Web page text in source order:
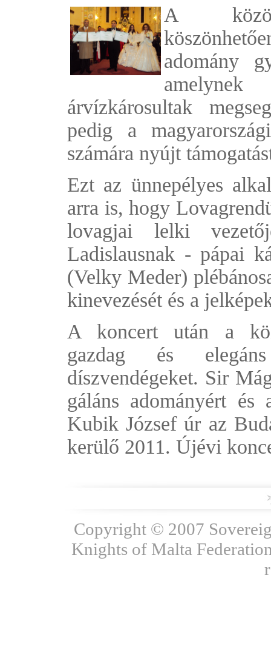
A
adomány
árvízkárosultak
pedig a
számára nyújt
Ezt az ünnepélyes
arra is, hogy
lovagjai lelki
Ladislausnak - pápai
(Velky Meder)
kinevezését és a
A koncert után a
gazdag és
díszvendégeket. Sir
gáláns adományért és
Kubik József úr az
kerülő 2011. Újévi
Copyright © 2007
Knights of Malta